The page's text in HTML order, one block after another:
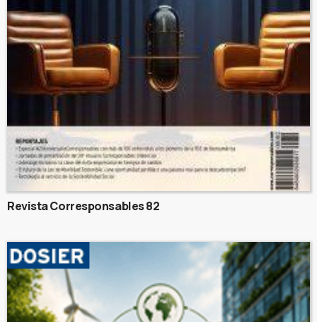
Revista Corresponsables 82